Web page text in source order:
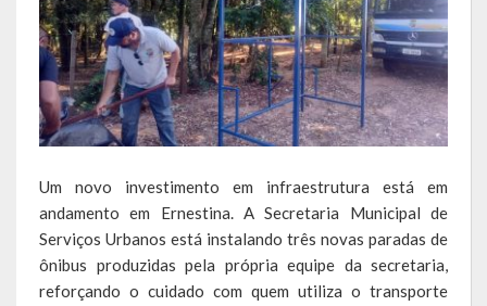
Administração
Assistência Social
Educação, Cultura, Desporto e Turismo
Sala Multidisciplinar Saber Mais
Escola Municipal de Educação Infantil Dr. Orlando Rojas
Escola Municipal De Ensino Fundamental Educarte
Escola Municipal De Ensino Fundamental João Alfredo Sachser
Um novo investimento em infraestrutura está em
andamento em Ernestina. A Secretaria Municipal de
Serviços Urbanos está instalando três novas paradas de
ônibus produzidas pela própria equipe da secretaria,
reforçando o cuidado com quem utiliza o transporte